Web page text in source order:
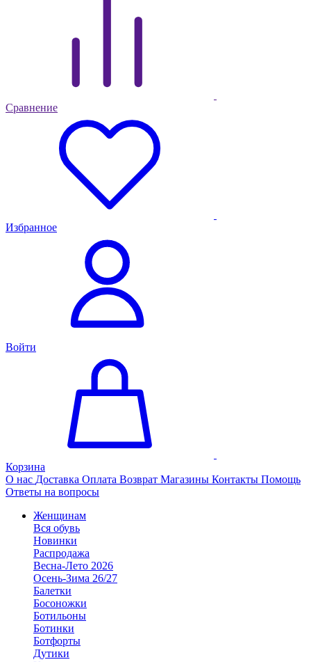
Сравнение
Избранное
Войти
Корзина
О нас Доставка Оплата Возврат Магазины Контакты Помощь
Ответы на вопросы
Женщинам
Вся обувь
Новинки
Распродажа
Весна-Лето 2026
Осень-Зима 26/27
Балетки
Босоножки
Ботильоны
Ботинки
Ботфорты
Дутики